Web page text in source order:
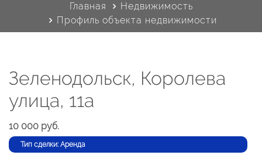
Главная
Недвижимость
Профиль объекта недвижимости
Зеленодольск, Королева
улица, 11а
10 000 руб.
Тип сделки: Аренда